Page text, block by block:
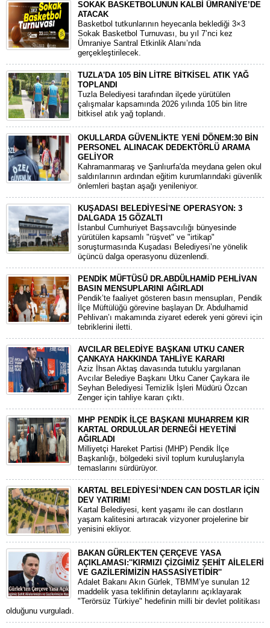
SOKAK BASKETBOLUNUN KALBİ ÜMRANİYE’DE
ATACAK
Basketbol tutkunlarının heyecanla beklediği 3×3
Sokak Basketbol Turnuvası, bu yıl 7’nci kez
Ümraniye Santral Etkinlik Alanı’nda
gerçekleştirilecek.
TUZLA'DA 105 BİN LİTRE BİTKİSEL ATIK YAĞ
TOPLANDI
Tuzla Belediyesi tarafından ilçede yürütülen
çalışmalar kapsamında 2026 yılında 105 bin litre
bitkisel atık yağ toplandı.
OKULLARDA GÜVENLİKTE YENİ DÖNEM:30 BİN
PERSONEL ALINACAK DEDEKTÖRLÜ ARAMA
GELİYOR
​Kahramanmaraş ve Şanlıurfa'da meydana gelen okul
saldırılarının ardından eğitim kurumlarındaki güvenlik
önlemleri baştan aşağı yenileniyor.
KUŞADASI BELEDİYESİ'NE OPERASYON: 3
DALGADA 15 GÖZALTI
​İstanbul Cumhuriyet Başsavcılığı bünyesinde
yürütülen kapsamlı "rüşvet" ve "irtikap"
soruşturmasında Kuşadası Belediyesi’ne yönelik
üçüncü dalga operasyonu düzenlendi.
PENDİK MÜFTÜSÜ DR.ABDÜLHAMİD PEHLİVAN
BASIN MENSUPLARINI AĞIRLADI
​Pendik’te faaliyet gösteren basın mensupları, Pendik
İlçe Müftülüğü görevine başlayan Dr. Abdulhamid
Pehlivan’ı makamında ziyaret ederek yeni görevi için
tebriklerini iletti.
AVCILAR BELEDİYE BAŞKANI UTKU CANER
ÇANKAYA HAKKINDA TAHLİYE KARARI
​Aziz İhsan Aktaş davasında tutuklu yargılanan
Avcılar Belediye Başkanı Utku Caner Çaykara ile
Seyhan Belediyesi Temizlik İşleri Müdürü Özcan
Zenger için tahliye kararı çıktı.
MHP PENDİK İLÇE BAŞKANI MUHARREM KIR
KARTAL ORDULULAR DERNEĞİ HEYETİNİ
AĞIRLADI
​Milliyetçi Hareket Partisi (MHP) Pendik İlçe
Başkanlığı, bölgedeki sivil toplum kuruluşlarıyla
temaslarını sürdürüyor.
KARTAL BELEDİYESİ’NDEN CAN DOSTLAR İÇİN
DEV YATIRIM!
Kartal Belediyesi, kent yaşamı ile can dostların
yaşam kalitesini artıracak vizyoner projelerine bir
yenisini ekliyor.
BAKAN GÜRLEK'TEN ÇERÇEVE YASA
AÇIKLAMASI:''KIRMIZI ÇİZGİMİZ ŞEHİT AİLELERİ
VE GAZİLERİMİZİN HASSASİYETİDİR''
Adalet Bakanı Akın Gürlek, TBMM’ye sunulan 12
maddelik yasa teklifinin detaylarını açıklayarak
"Terörsüz Türkiye" hedefinin milli bir devlet politikası
olduğunu vurguladı.